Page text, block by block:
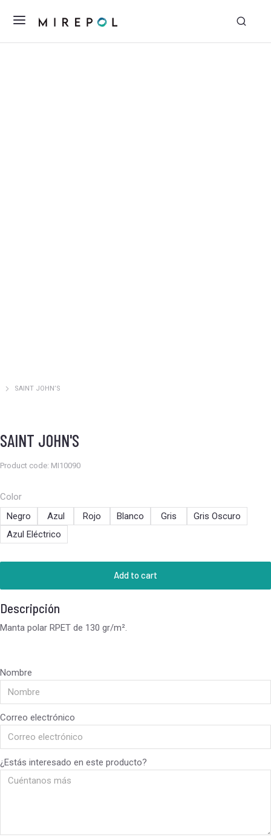
Estás aquí:
SAINT JOHN’S
SAINT JOHN'S
Product code: MI10090
Color
Negro
Azul Rojo Blanco Gris
Gris Oscuro
Azul Eléctrico
Add to cart
Descripción
Manta polar RPET de 130 gr/m².
Nombre
Correo electrónico
¿Estás interesado en este producto?